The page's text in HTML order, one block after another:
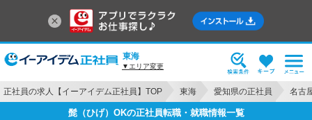
東海
▼エリア変更
正社員の求人【イーアイデム正社員】TOP 東海 愛知県の正社員 名古
髭（ひげ）OKの正社員転職・就職情報一覧